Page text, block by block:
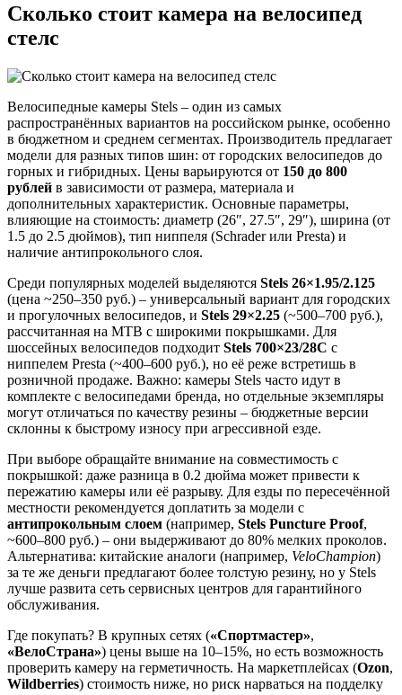
Сколько стоит камера на велосипед
стелс
Велосипедные камеры Stels – один из самых
распространённых вариантов на российском рынке, особенно
в бюджетном и среднем сегментах. Производитель предлагает
модели для разных типов шин: от городских велосипедов до
горных и гибридных. Цены варьируются от 150 до 800
рублей в зависимости от размера, материала и
дополнительных характеристик. Основные параметры,
влияющие на стоимость: диаметр (26″, 27.5″, 29″), ширина (от
1.5 до 2.5 дюймов), тип ниппеля (Schrader или Presta) и
наличие антипрокольного слоя.
Среди популярных моделей выделяются Stels 26×1.95/2.125
(цена ~250–350 руб.) – универсальный вариант для городских
и прогулочных велосипедов, и Stels 29×2.25 (~500–700 руб.),
рассчитанная на MTB с широкими покрышками. Для
шоссейных велосипедов подходит Stels 700×23/28C с
ниппелем Presta (~400–600 руб.), но её реже встретишь в
розничной продаже. Важно: камеры Stels часто идут в
комплекте с велосипедами бренда, но отдельные экземпляры
могут отличаться по качеству резины – бюджетные версии
склонны к быстрому износу при агрессивной езде.
При выборе обращайте внимание на совместимость с
покрышкой: даже разница в 0.2 дюйма может привести к
пережатию камеры или её разрыву. Для езды по пересечённой
местности рекомендуется доплатить за модели с
антипрокольным слоем (например, Stels Puncture Proof,
~600–800 руб.) – они выдерживают до 80% мелких проколов.
Альтернатива: китайские аналоги (например, VeloChampion)
за те же деньги предлагают более толстую резину, но у Stels
лучше развита сеть сервисных центров для гарантийного
обслуживания.
Где покупать? В крупных сетях («Спортмастер»,
«ВелоСтрана») цены выше на 10–15%, но есть возможность
проверить камеру на герметичность. На маркетплейсах (Ozon,
Wildberries) стоимость ниже, но риск нарваться на подделку